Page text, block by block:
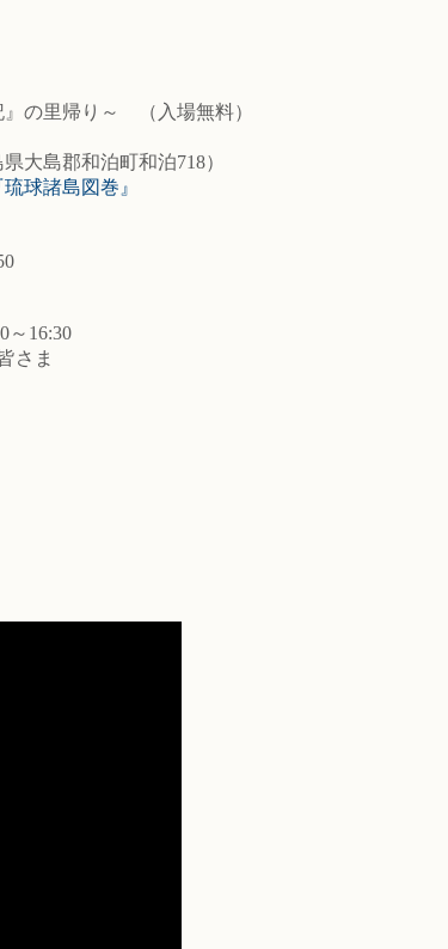
』の里帰り～ （入場無料）
大島郡和泊町和泊718）
琉球諸島図巻』
～16:30
さま